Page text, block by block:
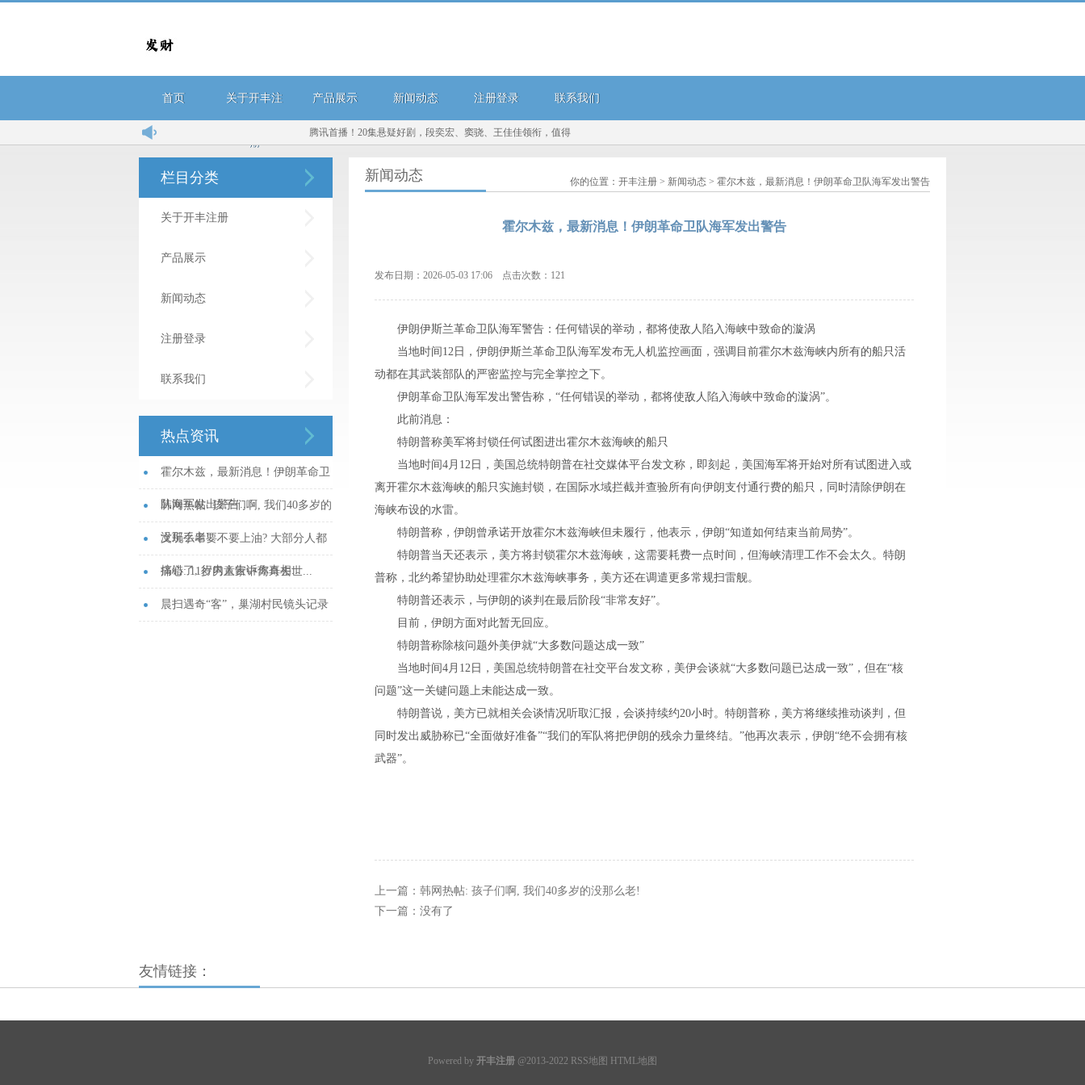
首页 关于开丰注
册
产品展示 新闻动态 注册登录 联系我们
腾讯首播！20集悬疑好剧，段奕宏、窦骁、王佳佳领衔，值得期待！...
栏目分类
关于开丰注册
产品展示
新闻动态
注册登录
联系我们
热点资讯
霍尔木兹，最新消息！伊朗革命卫
队海军发出警告...
韩网热帖: 孩子们啊, 我们40多岁的
没那么老!...
文玩手串要不要上油? 大部分人都
搞错了, 行内人告诉你真相...
痛心: 11岁男童家中离奇去世...
晨扫遇奇“客”，巢湖村民镜头记录
新闻动态 你的位置： 开丰注册 > 新闻动态 > 霍尔木兹，最新消息！伊朗革命卫队海军发出警告
霍尔木兹，最新消息！伊朗革命卫队海军发出警告
发布日期：2026-05-03 17:06 点击次数：121
伊朗伊斯兰革命卫队海军警告：任何错误的举动，都将使敌人陷入海峡中致命的漩涡
当地时间12日，伊朗伊斯兰革命卫队海军发布无人机监控画面，强调目前霍尔木兹海峡内所有的船只活
动都在其武装部队的严密监控与完全掌控之下。
伊朗革命卫队海军发出警告称，“任何错误的举动，都将使敌人陷入海峡中致命的漩涡”。
此前消息：
特朗普称美军将封锁任何试图进出霍尔木兹海峡的船只
当地时间4月12日，美国总统特朗普在社交媒体平台发文称，即刻起，美国海军将开始对所有试图进入或
离开霍尔木兹海峡的船只实施封锁，在国际水域拦截并查验所有向伊朗支付通行费的船只，同时清除伊朗在
海峡布设的水雷。
特朗普称，伊朗曾承诺开放霍尔木兹海峡但未履行，他表示，伊朗“知道如何结束当前局势”。
特朗普当天还表示，美方将封锁霍尔木兹海峡，这需要耗费一点时间，但海峡清理工作不会太久。特朗
普称，北约希望协助处理霍尔木兹海峡事务，美方还在调遣更多常规扫雷舰。
特朗普还表示，与伊朗的谈判在最后阶段“非常友好”。
目前，伊朗方面对此暂无回应。
特朗普称除核问题外美伊就“大多数问题达成一致”
当地时间4月12日，美国总统特朗普在社交平台发文称，美伊会谈就“大多数问题已达成一致”，但在“核
问题”这一关键问题上未能达成一致。
特朗普说，美方已就相关会谈情况听取汇报，会谈持续约20小时。特朗普称，美方将继续推动谈判，但
同时发出威胁称已“全面做好准备”“我们的军队将把伊朗的残余力量终结。”他再次表示，伊朗“绝不会拥有核
武器”。
上一篇： 韩网热帖: 孩子们啊, 我们40多岁的没那么老!
下一篇：没有了
友情链接：
Powered by 开丰注册 @2013-2022 RSS地图 HTML地图